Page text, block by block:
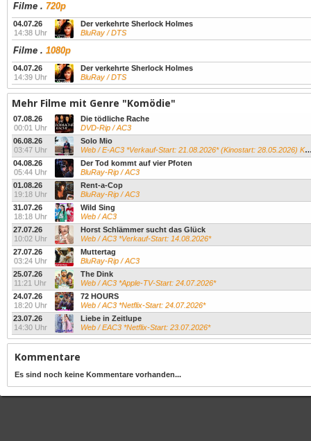
Filme . 720p
04.07.26
14:38 Uhr
Der verkehrte Sherlock Holmes
BluRay / DTS
Filme . 1080p
04.07.26
14:39 Uhr
Der verkehrte Sherlock Holmes
BluRay / DTS
Mehr Filme mit Genre "Komödie"
07.08.26
00:01 Uhr
Die tödliche Rache
DVD-Rip / AC3
06.08.26
03:47 Uhr
Solo Mio
Web / E-AC3 *Verkauf-Start: 21.08.2026* (Kinostart: 28.05.2026) Kevin James...
04.08.26
05:44 Uhr
Der Tod kommt auf vier Pfoten
BluRay-Rip / AC3
01.08.26
19:18 Uhr
Rent-a-Cop
BluRay-Rip / AC3
31.07.26
18:18 Uhr
Wild Sing
Web / AC3
27.07.26
10:02 Uhr
Horst Schlämmer sucht das Glück
Web / AC3 *Verkauf-Start: 14.08.2026*
27.07.26
03:24 Uhr
Muttertag
BluRay-Rip / AC3
25.07.26
11:21 Uhr
The Dink
Web / AC3 *Apple-TV-Start: 24.07.2026*
24.07.26
18:20 Uhr
72 HOURS
Web / AC3 *Netflix-Start: 24.07.2026*
23.07.26
14:30 Uhr
Liebe in Zeitlupe
Web / EAC3 *Netflix-Start: 23.07.2026*
Kommentare
Es sind noch keine Kommentare vorhanden...